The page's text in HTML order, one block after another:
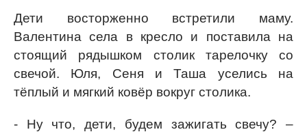
Дети восторженно встретили маму.
Валентина села в кресло и поставила на
стоящий рядышком столик тарелочку со
свечой. Юля, Сеня и Таша уселись на
тёплый и мягкий ковёр вокруг столика.
- Ну что, дети, будем зажигать свечу? –